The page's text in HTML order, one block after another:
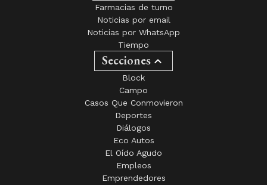
Farmacias de turno
Noticias por email
Noticias por WhatsApp
Tiempo
Secciones
Block
Campo
Casos Que Conmovieron
Deportes
Diálogos
Eco Autos
El Oído Agudo
Empleos
Emprendedores